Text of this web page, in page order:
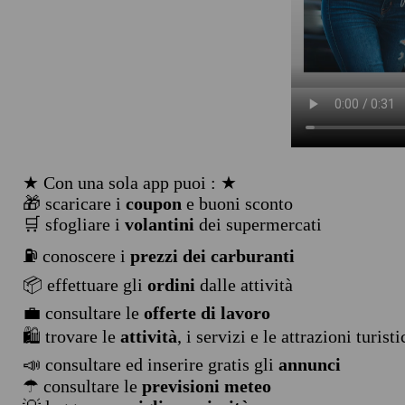
★ Con una sola app puoi : ★
🎁 scaricare i coupon e buoni sconto
🛒 sfogliare i volantini dei supermercati
⛽ conoscere i prezzi dei carburanti
📦 effettuare gli ordini dalle attività
💼 consultare le offerte di lavoro
🛍️ trovare le attività, i servizi e le attrazioni
📣 consultare ed inserire gratis gli annunci
☂ consultare le previsioni meteo